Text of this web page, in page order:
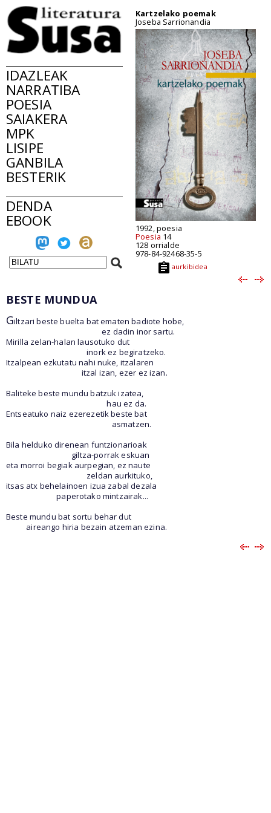
IDAZLEAK
NARRATIBA
POESIA
SAIAKERA
MPK
LISIPE
GANBILA
BESTERIK
DENDA
EBOOK
Kartzelako poemak
Joseba Sarrionandia
1992, poesia
Poesia 14
128 orrialde
978-84-92468-35-5
aurkibidea
BESTE MUNDUA
Giltzari beste buelta bat ematen badiote hobe,
ez dadin inor sartu.
Mirilla zelan-halan lausotuko dut
inork ez begiratzeko.
Itzalpean ezkutatu nahi nuke, itzalaren
itzal izan, ezer ez izan.
Baliteke beste mundu batzuk izatea,
hau ez da.
Entseatuko naiz ezerezetik beste bat
asmatzen.
Bila helduko direnean funtzionarioak
giltza-porrak eskuan
eta morroi begiak aurpegian, ez naute
zeldan aurkituko,
itsas atx behelainoen izua zabal dezala
paperotako mintzairak...
Beste mundu bat sortu behar dut
aireango hiria bezain atzeman ezina.